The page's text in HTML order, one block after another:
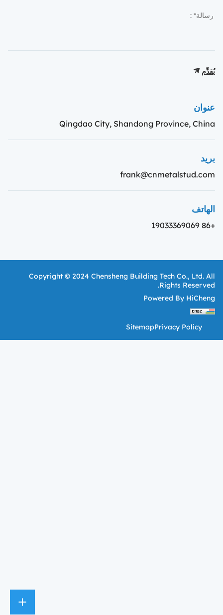
يُقدِّم
عنوان
Qingdao City, Shandong Province, China
بريد
frank@cnmetalstud.com
الهاتف
+86 19033369069
Copyright © 2024 Chensheng Building Tech Co., Ltd. All
Rights Reserved.
Powered By HiCheng
Privacy Policy
Sitemap